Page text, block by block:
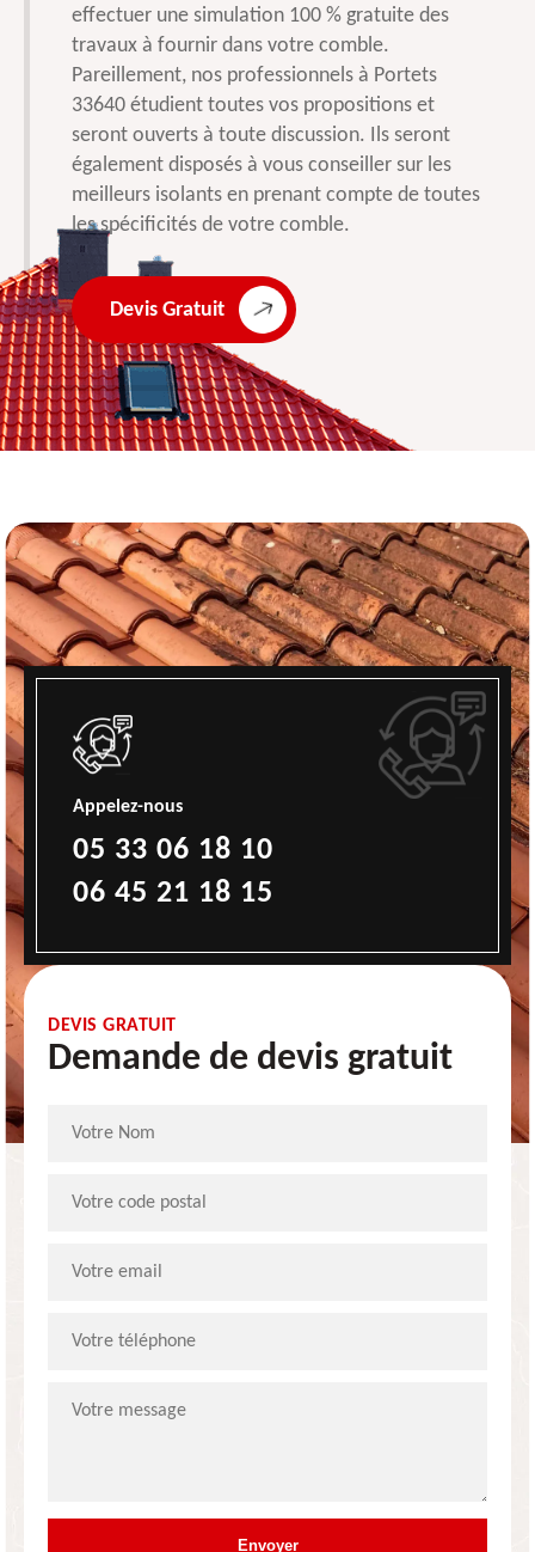
effectuer une simulation 100 % gratuite des
travaux à fournir dans votre comble.
Pareillement, nos professionnels à Portets
33640 étudient toutes vos propositions et
seront ouverts à toute discussion. Ils seront
également disposés à vous conseiller sur les
meilleurs isolants en prenant compte de toutes
les spécificités de votre comble.
Devis Gratuit
Appelez-nous
05 33 06 18 10
06 45 21 18 15
DEVIS GRATUIT
Demande de devis gratuit